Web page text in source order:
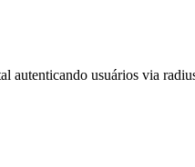
autenticando usuários via